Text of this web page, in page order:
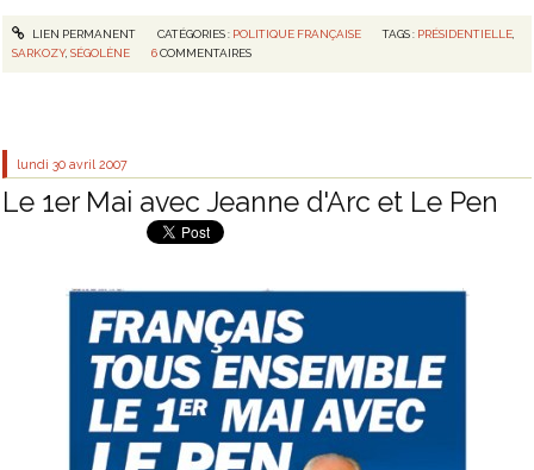
LIEN PERMANENT CATÉGORIES : POLITIQUE FRANÇAISE TAGS : PRÉSIDENTIELLE,
SARKOZY,SÉGOLÈNE 6 COMMENTAIRES
lundi 30 avril 2007
Le 1er Mai avec Jeanne d'Arc et Le Pen